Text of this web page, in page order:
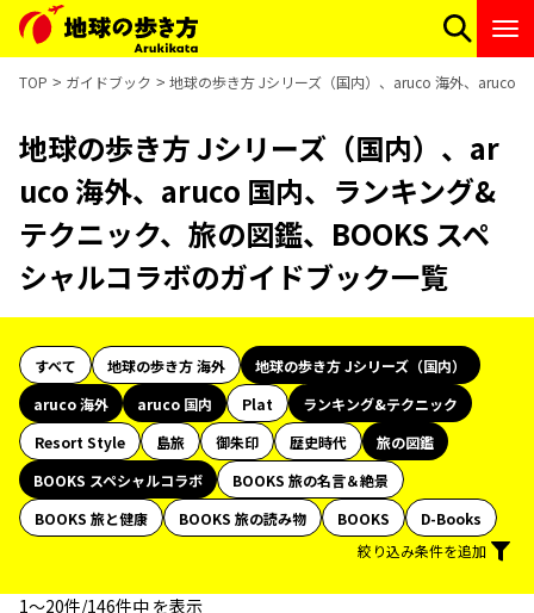
TOP ガイドブック 地球の歩き方 Jシリーズ（国内）、aruco 海外、aruco
地球の歩き方 Jシリーズ（国内）、ar
uco 海外、aruco 国内、ランキング&
テクニック、旅の図鑑、BOOKS スペ
シャルコラボのガイドブック一覧
すべて 地球の歩き方 海外
地球の歩き方 Jシリーズ（国内）
aruco 海外
aruco 国内 Plat
ランキング&テクニック
Resort Style
島旅 御朱印 歴史時代
旅の図鑑
BOOKS スペシャルコラボ
BOOKS 旅の名言＆絶景
BOOKS 旅と健康
BOOKS 旅の読み物 BOOKS
D-Books
絞り込み条件を追加
1〜20件/146件中 を表示